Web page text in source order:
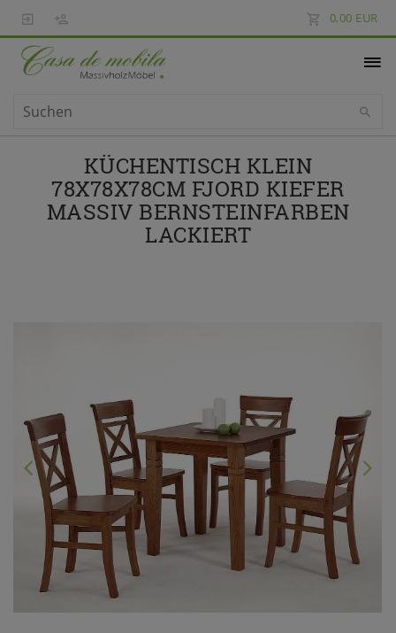
0,00 EUR
KÜCHENTISCH KLEIN
78X78X78CM FJORD KIEFER
MASSIV BERNSTEINFARBEN
LACKIERT